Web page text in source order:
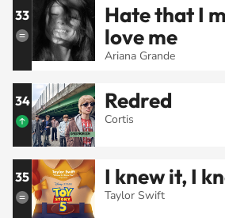
33
Hate that I
love me
Ariana Grande
34 Redred
Cortis
35 I knew it, I
Taylor Swift